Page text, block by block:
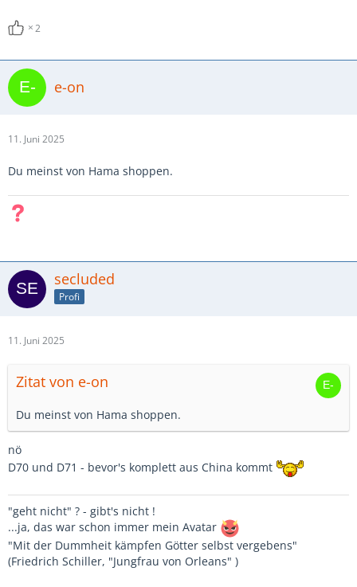
2
e-on
11. Juni 2025
Du meinst von Hama shoppen.
secluded
Profi
11. Juni 2025
Zitat von e-on
Du meinst von Hama shoppen.
nö
D70 und D71 - bevor's komplett aus China kommt
"geht nicht" ? - gibt's nicht !
...ja, das war schon immer mein Avatar
"Mit der Dummheit kämpfen Götter selbst vergebens"
(Friedrich Schiller, "Jungfrau von Orleans" )